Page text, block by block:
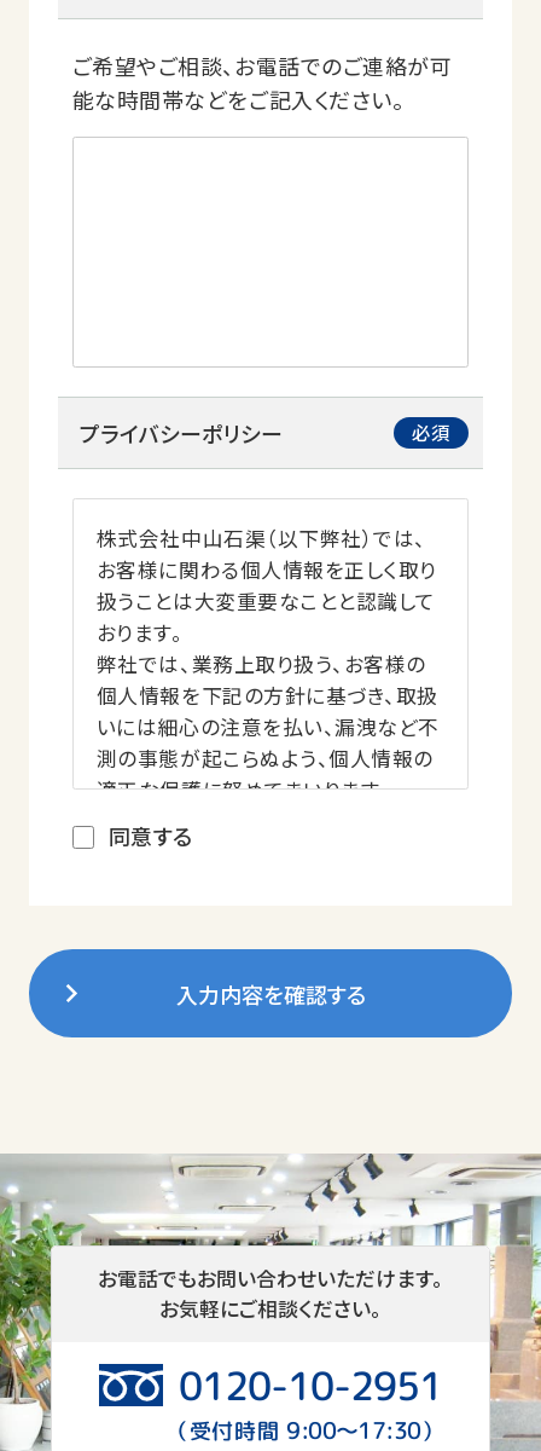
ご希望やご相談、お電話でのご連絡が可
能な時間帯などをご記入ください。
プライバシーポリシー
株式会社中山石渠（以下弊社）では、
お客様に関わる個人情報を正しく取り
扱うことは大変重要なことと認識して
おります。
弊社では、業務上取り扱う、お客様の
個人情報を下記の方針に基づき、取扱
いには細心の注意を払い、漏洩など不
測の事態が起こらぬよう、個人情報の
適正な保護に努めてまいります。
かつ公正な手段によって、収集目的を
明確にした上で、その目的に応じた必
個人情報の利用目的について
弊社は、お客さまの個人情報につきま
して、以下の利用目的で取り扱いさせ
ていただきます。
墓地斡旋と墓石販売に関するご提
案と名義継承手続き
管理代行業務にかかる情報登録・
施設利用に関するお知らせ、及び
同意する
入力内容を確認する
お電話でもお問い合わせいただけます。
お気軽にご相談ください。
0120-10-2951
（受付時間9:00〜17:30）